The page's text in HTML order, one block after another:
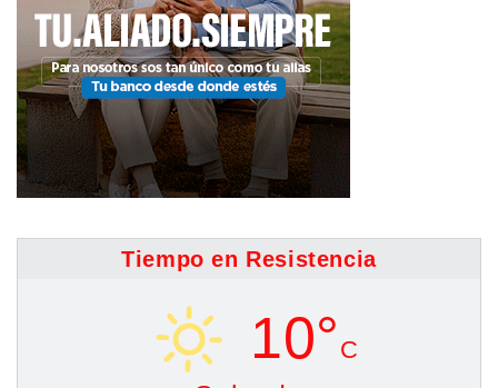
Tiempo en Resistencia
10° C